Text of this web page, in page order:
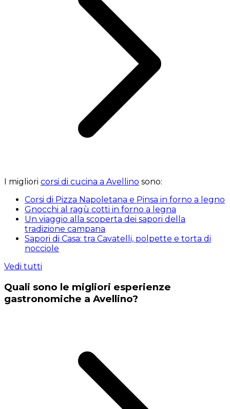
I migliori corsi di cucina a Avellino sono:
Corsi di Pizza Napoletana e Pinsa in forno a legno
Gnocchi al ragù cotti in forno a legna
Un viaggio alla scoperta dei sapori della
tradizione campana
Sapori di Casa: tra Cavatelli, polpette e torta di
nocciole
Vedi tutti
Quali sono le migliori esperienze
gastronomiche a Avellino?